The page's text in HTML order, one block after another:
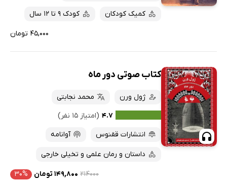
کمیک کودکان کودک 9 تا 12 سال
۴۵,۰۰۰ تومان
کتاب صوتی دور ماه
ژول ورن
محمد نجابتی
۴.۷ (امتیاز ۱۵ نفر)
انتشارات ققنوس
آوانامه
داستان و رمان علمی و تخیلی خارجی
۲۱۴۰۰۰ ۱۴۹,۸۰۰ تومان ۳۰%